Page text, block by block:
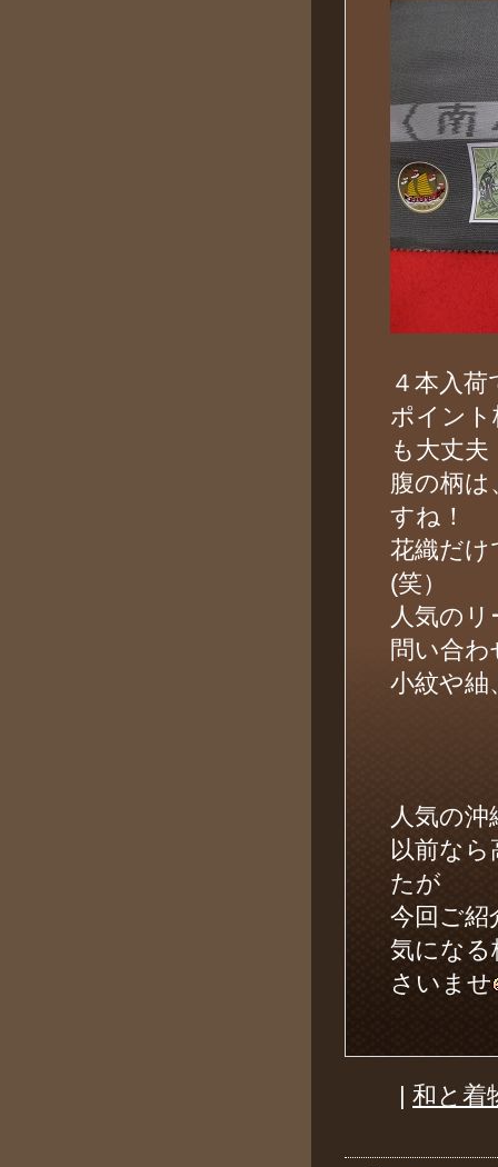
４本入荷
ポイン
も大丈夫
腹の柄
すね！
花織だけ
(笑）
人気の
問い合
小紋や紬
人気の沖
以前な
たが
今回ご紹
気になる
さいませ
| 和と着